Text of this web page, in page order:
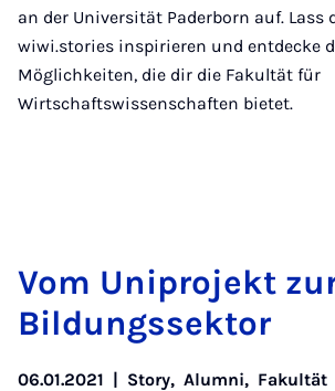
an der Universität Paderborn auf. Lass
wiwi.stories inspirieren und entdecke
Möglichkeiten, die dir die Fakultät für
Wirtschaftswissenschaften bietet.
Vom Uni­pro­jekt
Bil­dungs­sek­tor
06.01.2021 | Story, Alumni, Fakultät